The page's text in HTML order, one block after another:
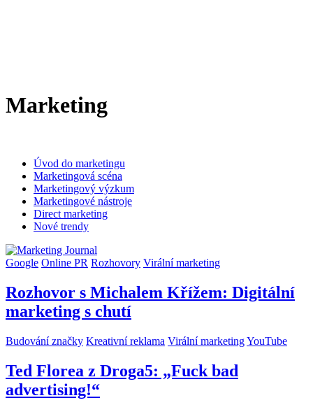
Marketing
Úvod do marketingu
Marketingová scéna
Marketingový výzkum
Marketingové nástroje
Direct marketing
Nové trendy
Google Online PR Rozhovory Virální marketing
Rozhovor s Michalem Křížem: Digitální
marketing s chutí
Budování značky Kreativní reklama Virální marketingYouTube
Ted Florea z Droga5: „Fuck bad
advertising!“